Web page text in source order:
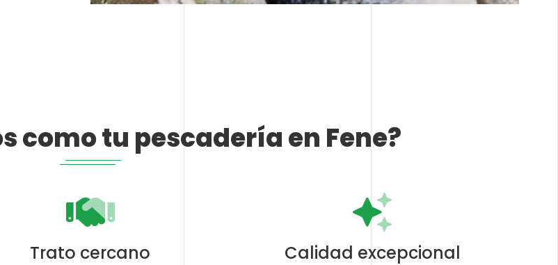
como tu pescadería en Fene?
Trato cercano Calidad excepcional